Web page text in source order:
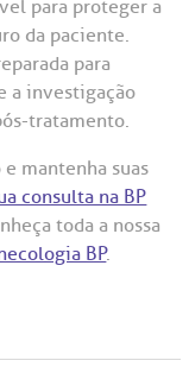
para proteger a
da paciente.
para
a investigação
tratamento.
mantenha suas
consulta na BP
toda a nossa
BP.